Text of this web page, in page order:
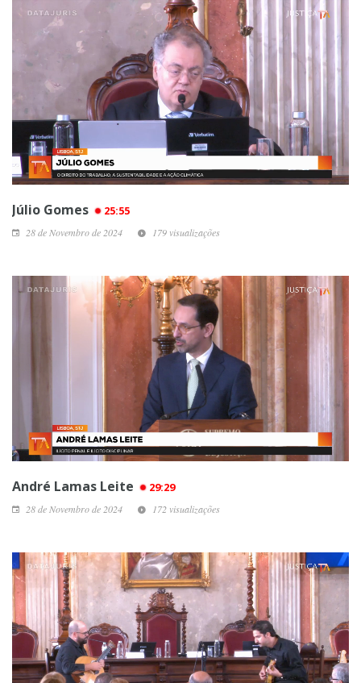
Júlio Gomes 25:55
28 de Novembro de 2024 179 visualizações
André Lamas Leite 29:29
28 de Novembro de 2024 172 visualizações